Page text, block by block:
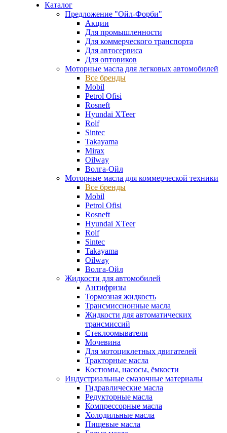
Каталог
Предложение "Ойл-Форби"
Акции
Для промышленности
Для коммерческого транспорта
Для автосервиса
Для оптовиков
Моторные масла для легковых автомобилей
Все бренды
Mobil
Petrol Ofisi
Rosneft
Hyundai XTeer
Rolf
Sintec
Takayama
Mirax
Oilway
Волга-Ойл
Моторные масла для коммерческой техники
Все бренды
Mobil
Petrol Ofisi
Rosneft
Hyundai XTeer
Rolf
Sintec
Takayama
Oilway
Волга-Ойл
Жидкости для автомобилей
Антифризы
Тормозная жидкость
Трансмиссионные масла
Жидкости для автоматических
трансмиссий
Стеклоомыватели
Мочевина
Для мотоциклетных двигателей
Тракторные масла
Костюмы, насосы, ёмкости
Индустриальные смазочные материалы
Гидравлические масла
Редукторные масла
Компрессорные масла
Холодильные масла
Пищевые масла